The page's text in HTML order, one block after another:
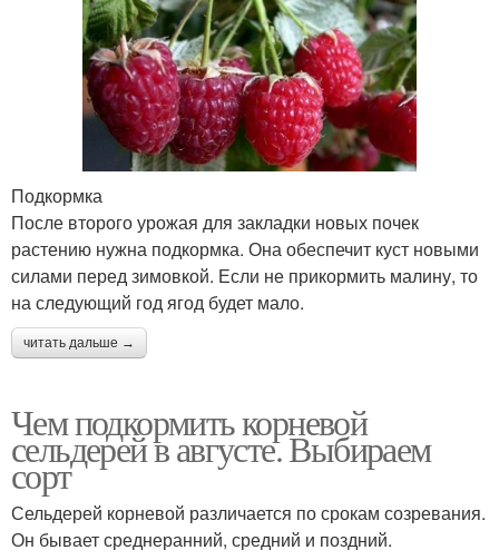
Подкормка
После второго урожая для закладки новых почек
растению нужна подкормка. Она обеспечит куст новыми
силами перед зимовкой. Если не прикормить малину, то
на следующий год ягод будет мало.
читать дальше →
Чем подкормить корневой
сельдерей в августе. Выбираем
сорт
Сельдерей корневой различается по срокам созревания.
Он бывает среднеранний, средний и поздний.